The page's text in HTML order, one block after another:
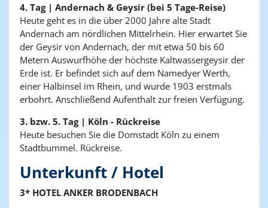
4. Tag | Andernach & Geysir (bei 5 Tage-Reise)
Heute geht es in die über 2000 Jahre alte Stadt
Andernach am nördlichen Mittelrhein. Hier erwartet Sie
der Geysir von Andernach, der mit etwa 50 bis 60
Metern Auswurfhöhe der höchste Kaltwassergeysir der
Erde ist. Er befindet sich auf dem Namedyer Werth,
einer Halbinsel im Rhein, und wurde 1903 erstmals
erbohrt. Anschließend Aufenthalt zur freien Verfügung.
3. bzw. 5. Tag | Köln - Rückreise
Heute besuchen Sie die Domstadt Köln zu einem
Stadtbummel. Rückreise.
Unterkunft / Hotel
3* HOTEL ANKER BRODENBACH